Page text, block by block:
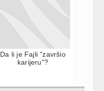
Da li je Fajli "završio
karijeru"?